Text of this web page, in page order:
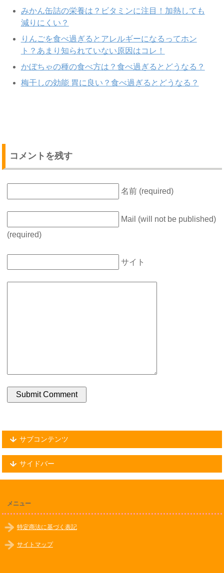
みかん缶詰の栄養は？ビタミンに注目！加熱しても
減りにくい？
りんごを食べ過ぎるとアレルギーになるってホン
ト？あまり知られていない原因はコレ！
かぼちゃの種の食べ方は？食べ過ぎるとどうなる？
梅干しの効能 胃に良い？食べ過ぎるとどうなる？
コメントを残す
名前 (required)
Mail (will not be published)
(required)
サイト
サブコンテンツ
サイドバー
メニュー
特定商法に基づく表記
サイトマップ